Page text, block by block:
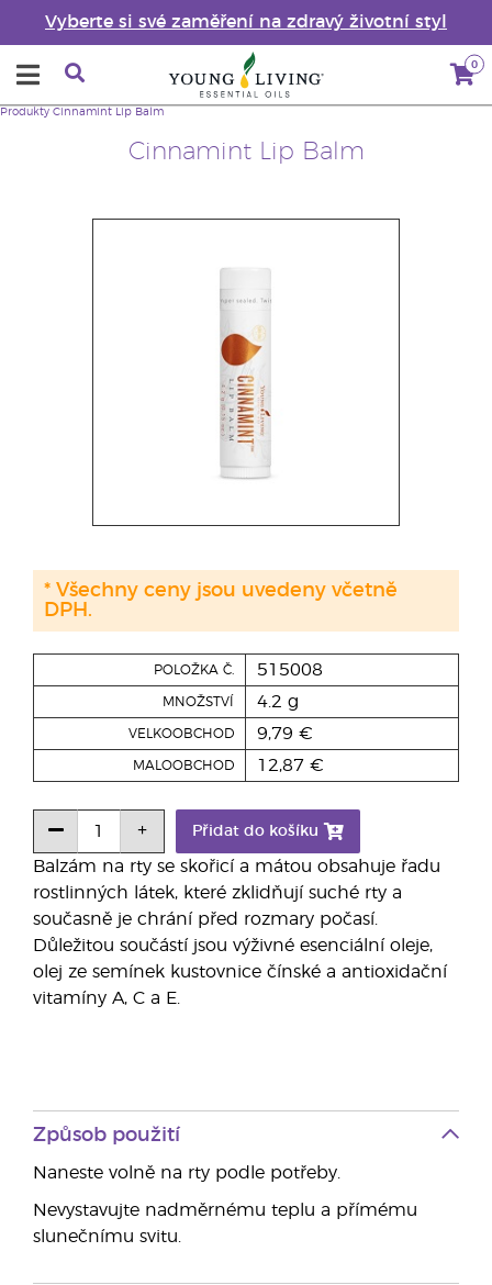
Vyberte si své zaměření na zdravý životní styl
0
Cinnamint Lip Balm
Produkty Cinnamint Lip Balm
Balzám na rty se skořicí a mátou obsahuje řadu
rostlinných látek, které zklidňují suché rty a
současně je chrání před rozmary počasí.
Důležitou součástí jsou výživné esenciální oleje,
olej ze semínek kustovnice čínské a antioxidační
vitamíny A, C a E.
POLOŽKA Č. 515008
MNOŽSTVÍ 4.2 g
VELKOOBCHOD 9,79 €
MALOOBCHOD 12,87 €
Přidat do košíku
* Všechny ceny jsou uvedeny včetně
DPH.
Způsob použití
Naneste volně na rty podle potřeby.
Nevystavujte nadměrnému teplu a přímému
slunečnímu svitu.